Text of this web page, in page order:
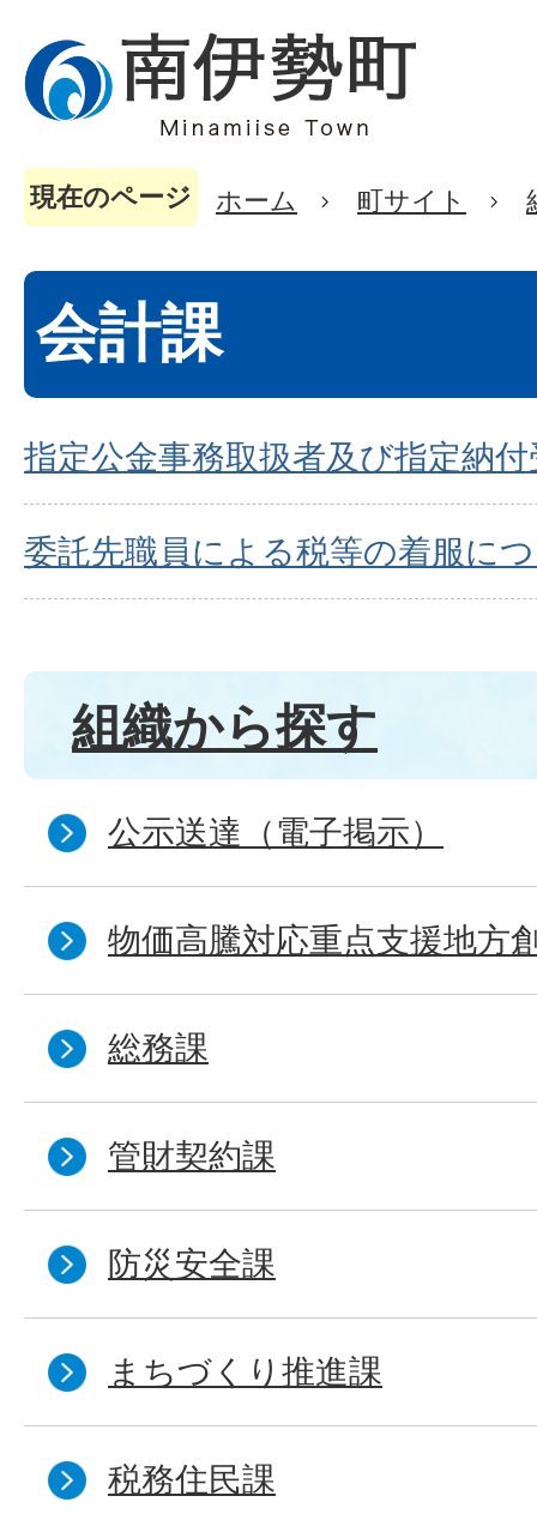
現在のページ ホーム 町サイト
会計課
指定公金事務取扱者及び指定納
委託先職員による税等の着服に
組織から探す
公示送達（電子掲示）
物価高騰対応重点支援地方
総務課
管財契約課
防災安全課
まちづくり推進課
税務住民課